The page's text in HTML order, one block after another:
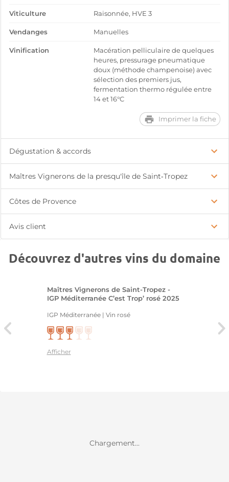
Viticulture Raisonnée, HVE 3
Vendanges Manuelles
Vinification
Macération pelliculaire de quelques
heures, pressurage pneumatique
doux (méthode champenoise) avec
sélection des premiers jus,
fermentation thermo régulée entre
14 et 16°C
Imprimer la fiche
Dégustation & accords
Maîtres Vignerons de la presqu'île de Saint‑Tropez
Côtes de Provence
Avis client
Découvrez d'autres vins du domaine
Maîtres Vignerons de Saint-Tropez -
IGP Méditerranée C’est Trop’ rosé 2025
IGP Méditerranée | Vin rosé
Afficher
Chargement...